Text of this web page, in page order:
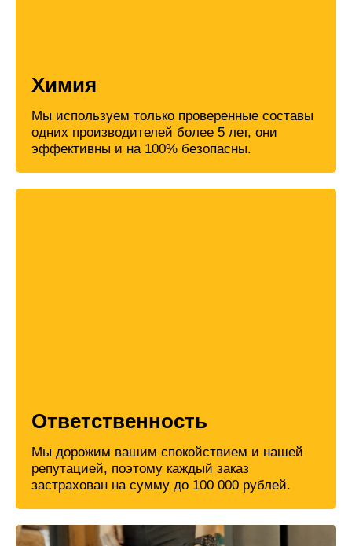
Химия
Мы используем только проверенные составы
одних производителей более 5 лет, они
эффективны и на 100% безопасны.
Ответственность
Мы дорожим вашим спокойствием и нашей
репутацией, поэтому каждый заказ
застрахован на сумму до 100 000 рублей.